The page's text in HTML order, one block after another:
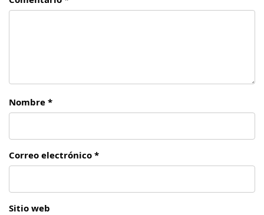
Nombre *
Correo electrónico *
Sitio web